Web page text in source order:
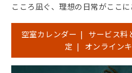
こころ凪ぐ、理想の日常がここに
空室カレンダー | サービス料
定 | オンライン